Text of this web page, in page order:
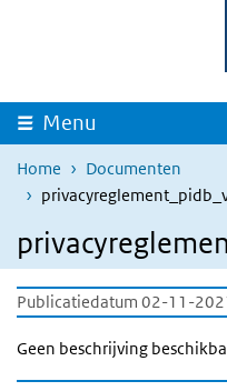
Overslaan en naar de inhoud
Menu
Home
Documenten
Publicatiedatum 02-11-
Geen beschrijving